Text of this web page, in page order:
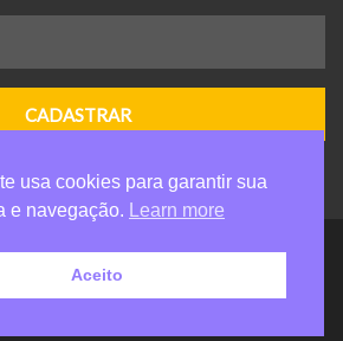
Anelio Zanuchi - Todos os direitos
reservados
usa cookies para garantir sua
e navegação.
Learn more
Aceito